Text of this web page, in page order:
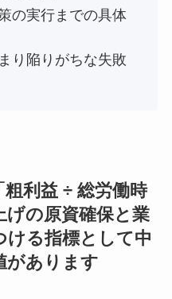
の実行までの具体
り陥りがちな失敗
利益 ÷ 総労働時
げの原資確保と業
ける指標として中
があります